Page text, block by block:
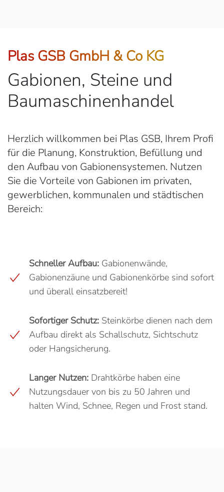
Plas GSB GmbH & Co KG
Gabionen, Steine und
Baumaschinen­handel
Herzlich willkommen bei Plas GSB, Ihrem Profi
für die Planung, Konstruktion, Befüllung und
den Aufbau von Gabionensystemen. Nutzen
Sie die Vorteile von Gabionen im privaten,
gewerblichen, kommunalen und städtischen
Bereich:
Schneller Aufbau: Gabionenwände,
Gabionenzäune und Gabionenkörbe sind sofort
und überall einsatzbereit!
Sofortiger Schutz: Steinkörbe dienen nach dem
Aufbau direkt als Schallschutz, Sichtschutz
oder Hangsicherung.
Langer Nutzen: Drahtkörbe haben eine
Nutzungsdauer von bis zu 50 Jahren und
halten Wind, Schnee, Regen und Frost stand.